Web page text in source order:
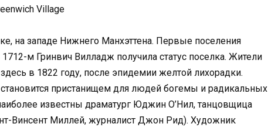
Village
на западе Нижнего Манхэттена. Первые поселения
м Гринвич Вилладж получила статус поселка. Жители
в 1822 году, после эпидемии желтой лихорадки.
пристанищем для людей богемы и радикальных
известны драматург Юджин О’Нил, танцовщица
Винсент Миллей, журналист Джон Рид). Художник